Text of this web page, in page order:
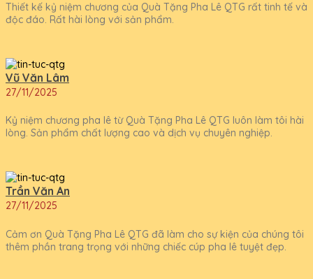
Thiết kế kỷ niệm chương của Quà Tặng Pha Lê QTG rất tinh tế và
độc đáo. Rất hài lòng với sản phẩm.
Vũ Văn Lâm
27/11/2025
Kỷ niệm chương pha lê từ Quà Tặng Pha Lê QTG luôn làm tôi hài
lòng. Sản phẩm chất lượng cao và dịch vụ chuyên nghiệp.
Trần Văn An
27/11/2025
Cảm ơn Quà Tặng Pha Lê QTG đã làm cho sự kiện của chúng tôi
thêm phần trang trọng với những chiếc cúp pha lê tuyệt đẹp.